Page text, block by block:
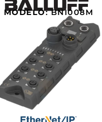
MODELO: BNI008M